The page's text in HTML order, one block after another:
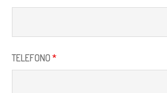
TELEFONO *